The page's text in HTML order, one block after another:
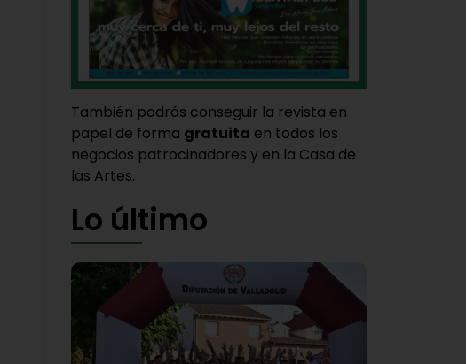
También podrás conseguir la revista en
papel de forma gratuita en todos los
negocios patrocinadores y en la Casa de
las Artes.
Lo último